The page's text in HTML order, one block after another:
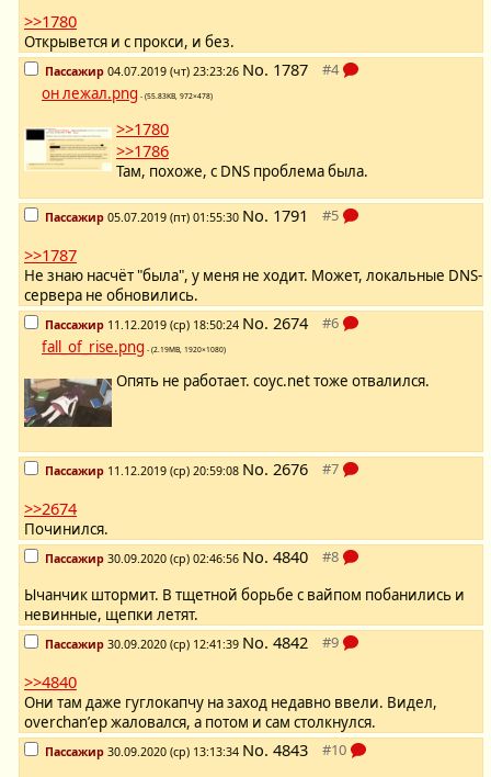
>>1780
Открывется и с прокси, и без.
Пассажир 04.07.2019 (чт) 23:23:26 No. 1787
он лежал.png - (55.83KB, 972×478)
>>1780
>>1786
Там, похоже, с DNS проблема была.
Пассажир 05.07.2019 (пт) 01:55:30 No. 1791
>>1787
Не знаю насчёт "была", у меня не ходит. Может, локальные DNS-
сервера не обновились.
Пассажир 11.12.2019 (ср) 18:50:24 No. 2674
fall_of_rise.png - (2.19MB, 1920×1080)
Опять не работает. coyc.net тоже отвалился.
Пассажир 11.12.2019 (ср) 20:59:08 No. 2676
>>2674
Починился.
Пассажир 30.09.2020 (ср) 02:46:56 No. 4840
Ычанчик штормит. В тщетной борьбе с вайпом побанились и
невинные, щепки летят.
Пассажир 30.09.2020 (ср) 12:41:39 No. 4842
>>4840
Они там даже гуглокапчу на заход недавно ввели. Видел,
overchan’ер жаловался, а потом и сам столкнулся.
Пассажир 30.09.2020 (ср) 13:13:34 No. 4843